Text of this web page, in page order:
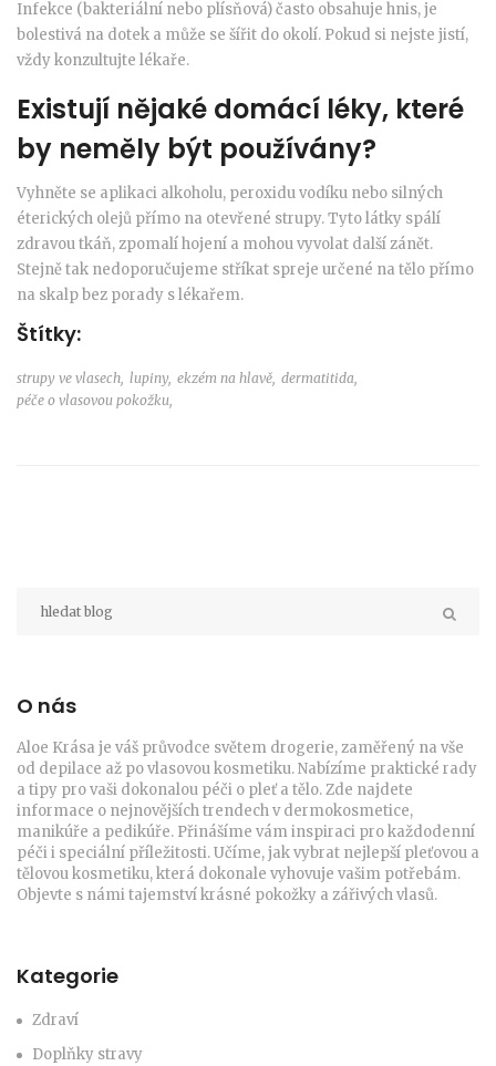
Infekce (bakteriální nebo plísňová) často obsahuje hnis, je
bolestivá na dotek a může se šířit do okolí. Pokud si nejste jistí,
vždy konzultujte lékaře.
Existují nějaké domácí léky, které
by neměly být používány?
Vyhněte se aplikaci alkoholu, peroxidu vodíku nebo silných
éterických olejů přímo na otevřené strupy. Tyto látky spálí
zdravou tkáň, zpomalí hojení a mohou vyvolat další zánět.
Stejně tak nedoporučujeme stříkat spreje určené na tělo přímo
na skalp bez porady s lékařem.
Štítky:
strupy ve vlasech, lupiny, ekzém na hlavě, dermatitida,
péče o vlasovou pokožku,
O nás
Aloe Krása je váš průvodce světem drogerie, zaměřený na vše
od depilace až po vlasovou kosmetiku. Nabízíme praktické rady
a tipy pro vaši dokonalou péči o pleť a tělo. Zde najdete
informace o nejnovějších trendech v dermokosmetice,
manikúře a pedikúře. Přinášíme vám inspiraci pro každodenní
péči i speciální příležitosti. Učíme, jak vybrat nejlepší pleťovou a
tělovou kosmetiku, která dokonale vyhovuje vašim potřebám.
Objevte s námi tajemství krásné pokožky a zářivých vlasů.
Kategorie
Zdraví
Doplňky stravy